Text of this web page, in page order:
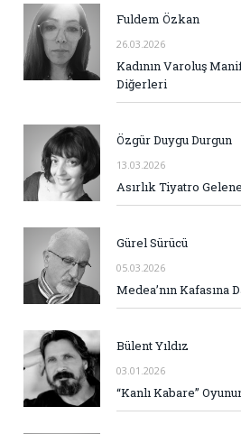
Fuldem Özkan
26.03.2026
Kadının Varoluş
Diğerleri
Özgür Duygu Durgun
13.03.2026
Asırlık Tiyatro
Gürel Sürücü
05.03.2026
Medea’nın Kafasına
Bülent Yıldız
03.01.2026
“Kanlı Kabare”